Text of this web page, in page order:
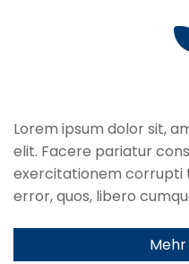
Lorem ipsum dolor sit,
elit. Facere pariatur
exercitationem corrupti
error, quos, libero